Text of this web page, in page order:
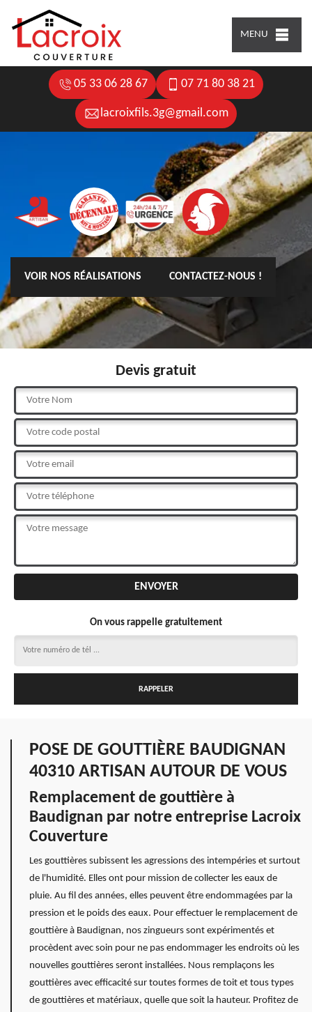
MENU
05 33 06 28 67 07 71 80 38 21
lacroixfils.3g@gmail.com
VOIR NOS RÉALISATIONS CONTACTEZ-NOUS !
Devis gratuit
On vous rappelle gratuitement
POSE DE GOUTTIÈRE BAUDIGNAN
40310 ARTISAN AUTOUR DE VOUS
Remplacement de gouttière à
Baudignan par notre entreprise Lacroix
Couverture
Les gouttières subissent les agressions des intempéries et surtout
de l'humidité. Elles ont pour mission de collecter les eaux de
pluie. Au fil des années, elles peuvent être endommagées par la
pression et le poids des eaux. Pour effectuer le remplacement de
gouttière à Baudignan, nos zingueurs sont expérimentés et
procèdent avec soin pour ne pas endommager les endroits où les
nouvelles gouttières seront installées. Nous remplaçons les
gouttières avec efficacité sur toutes formes de toit et tous types
de gouttières et matériaux, quelle que soit la hauteur. Profitez de